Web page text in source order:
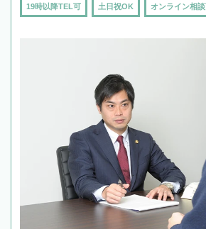
19時以降TEL可 土日祝OK オンライン相